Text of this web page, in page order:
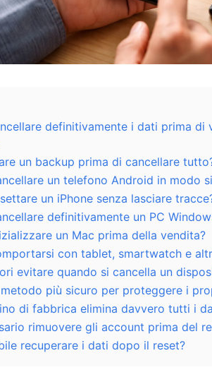
definitivamente i dati prima di
un backup prima di cancellare
un telefono Android in modo
un iPhone senza lasciare
definitivamente un PC
un Mac prima della vendita?
con tablet, smartwatch e
evitare quando si cancella un
più sicuro per proteggere i
di fabbrica elimina davvero tutti i
rimuovere gli account prima del
recuperare i dati dopo il reset?